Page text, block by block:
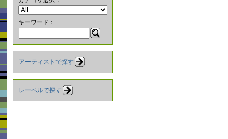
キーワード：
アーティストで探す
レーベルで探す